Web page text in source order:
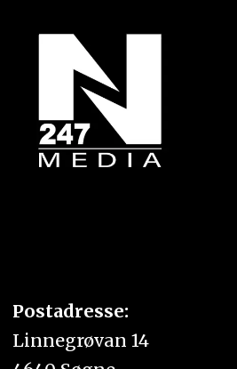
Postadresse:
Linnegrøvan 14